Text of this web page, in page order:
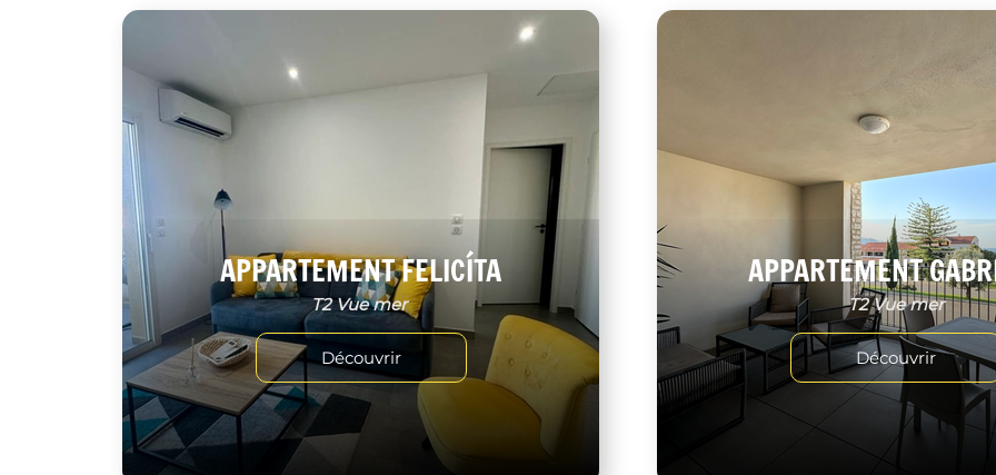
APPARTEMENT FELICÍTA
T2 Vue mer
Découvrir
APPARTEMENT
T2 Vue mer
Découvrir